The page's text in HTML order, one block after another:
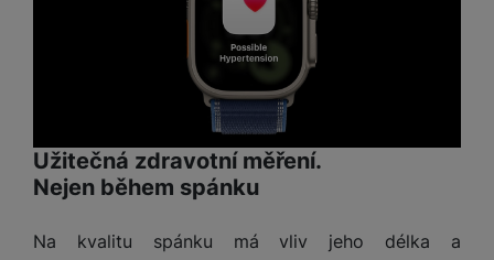
Užitečná zdravotní měření.
Nejen během spánku
Na kvalitu spánku má vliv jeho délka a